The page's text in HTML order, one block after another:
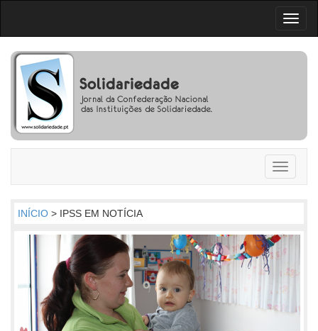
Toggle
INÍCIO > IPSS EM NOTÍCIA